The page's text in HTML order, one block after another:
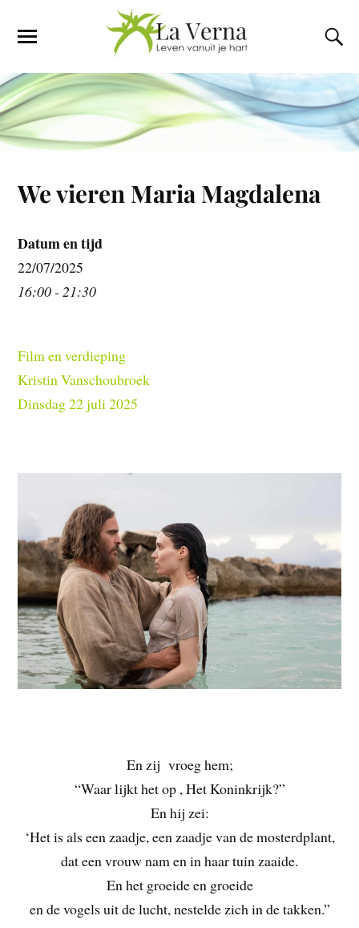
We vieren Maria Magdalena
Datum en tijd
22/07/2025
16:00 - 21:30
Film en verdieping
Kristin Vanschoubroek
Dinsdag 22 juli 2025
En zij vroeg hem;
“Waar lijkt het op , Het Koninkrijk?”
En hij zei:
‘Het is als een zaadje, een zaadje van de mosterdplant,
dat een vrouw nam en in haar tuin zaaide.
En het groeide en groeide
en de vogels uit de lucht, nestelde zich in de takken.”